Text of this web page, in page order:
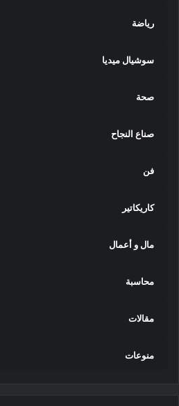
رياضة
سوشيال ميديا
صحة
صناع النجاح
فن
كاريكاتير
مال و أعمال
محاسبة
مقالات
منوعات